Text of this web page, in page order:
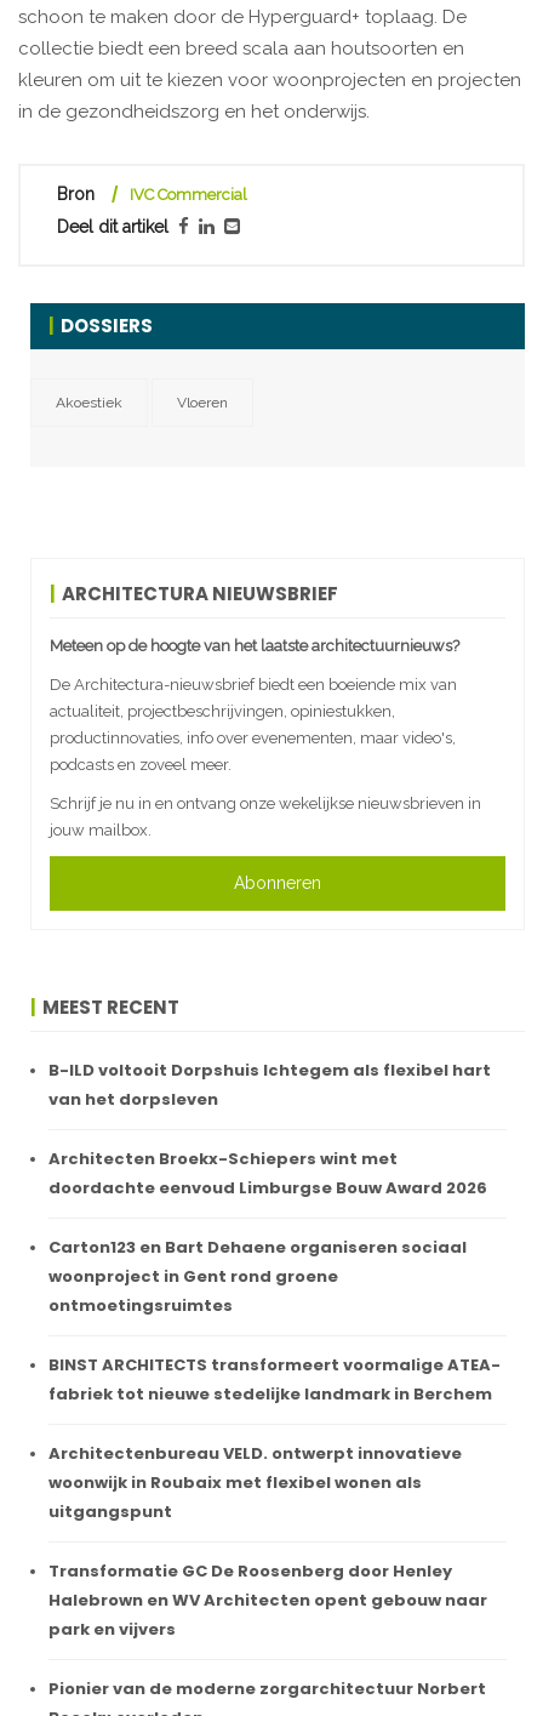
schoon te maken door de Hyperguard+ toplaag. De
collectie biedt een breed scala aan houtsoorten en
kleuren om uit te kiezen voor woonprojecten en projecten
in de gezondheidszorg en het onderwijs.
Bron IVC Commercial
Deel dit artikel
DOSSIERS
Akoestiek Vloeren
ARCHITECTURA NIEUWSBRIEF
Meteen op de hoogte van het laatste architectuurnieuws?
De Architectura-nieuwsbrief biedt een boeiende mix van
actualiteit, projectbeschrijvingen, opiniestukken,
productinnovaties, info over evenementen, maar video's,
podcasts en zoveel meer.
Schrijf je nu in en ontvang onze wekelijkse nieuwsbrieven in
jouw mailbox.
Abonneren
MEEST RECENT
B-ILD voltooit Dorpshuis Ichtegem als flexibel hart
van het dorpsleven
Architecten Broekx-Schiepers wint met
doordachte eenvoud Limburgse Bouw Award 2026
Carton123 en Bart Dehaene organiseren sociaal
woonproject in Gent rond groene
ontmoetingsruimtes
BINST ARCHITECTS transformeert voormalige ATEA-
fabriek tot nieuwe stedelijke landmark in Berchem
Architectenbureau VELD. ontwerpt innovatieve
woonwijk in Roubaix met flexibel wonen als
uitgangspunt
Transformatie GC De Roosenberg door Henley
Halebrown en WV Architecten opent gebouw naar
park en vijvers
Pionier van de moderne zorgarchitectuur Norbert